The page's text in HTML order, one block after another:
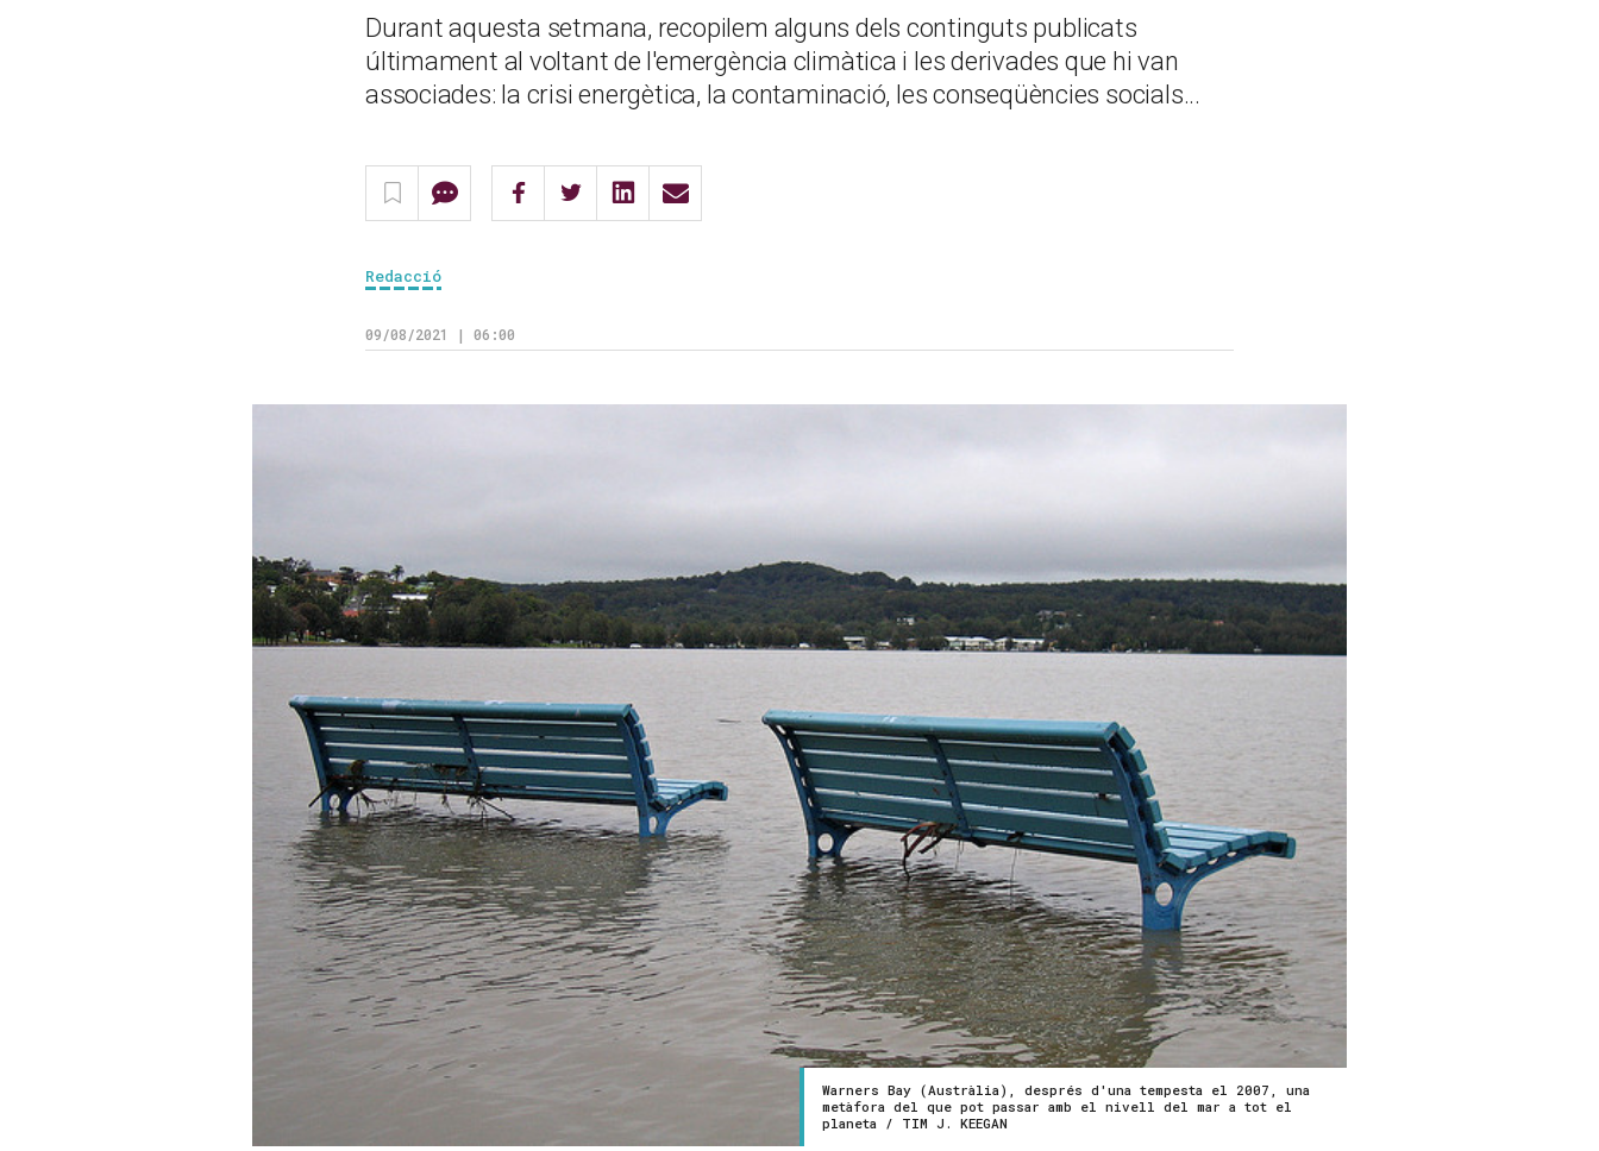
Durant aquesta setmana, recopilem alguns dels continguts publicats
últimament al voltant de l'emergència climàtica i les derivades que hi van
associades: la crisi energètica, la contaminació, les conseqüències socials...
Redacció
09/08/2021 | 06:00
Warners Bay (Austràlia), després d'una tempesta el 2007, una
metàfora del que pot passar amb el nivell del mar a tot el
planeta / TIM J. KEEGAN